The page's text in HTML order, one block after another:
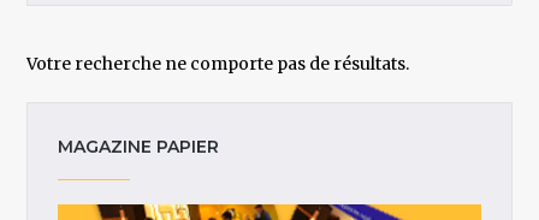
Votre recherche ne comporte pas de résultats.
MAGAZINE PAPIER